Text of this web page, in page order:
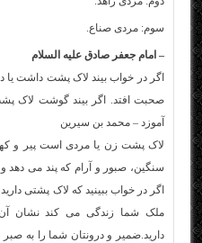
سوم: مردی صناع.
– امام جعفر صادق علیه السلام
اگر در خواب بیند لاک پشت داشت یا
صحبت افتد. اگر بیند گوشت لاک
آموزد – محمد بن سیرین
لاک پشت زن یا مردی است پیر و
سنگین، صبور و آرام که پند می دهد
اگر در خواب ببینید که لاک پشتی
ملک شما زندگی می کند نشان
دارید.ضمیر و درونتان شما را به